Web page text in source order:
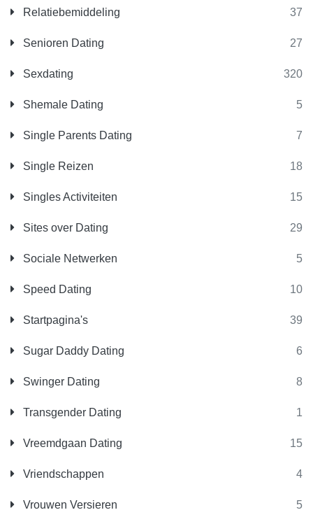
Relatiebemiddeling 37
Senioren Dating 27
Sexdating 320
Shemale Dating 5
Single Parents Dating 7
Single Reizen 18
Singles Activiteiten 15
Sites over Dating 29
Sociale Netwerken 5
Speed Dating 10
Startpagina's 39
Sugar Daddy Dating 6
Swinger Dating 8
Transgender Dating 1
Vreemdgaan Dating 15
Vriendschappen 4
Vrouwen Versieren 5